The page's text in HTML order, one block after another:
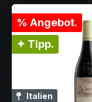
% Angebot.
✦ Tipp.
Italien